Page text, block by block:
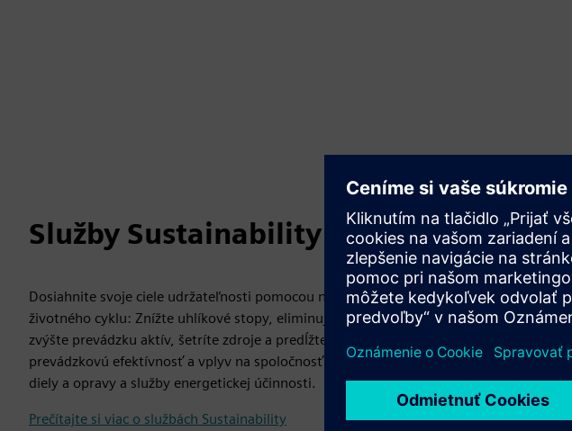
Služby Sustainability
Dosiahnite svoje ciele udržateľnosti pomocou našich služieb optimalizácie a predĺženia
životného cyklu: Znížte uhlíkové stopy, eliminujte plytvanie energiou a znížte náklady;
zvýšte prevádzku aktív, šetríte zdroje a predĺžte životnosť produktu; zlepšite
prevádzkovú efektívnosť a vplyv na spoločnosť. Medzi služby patria kruhové náhradné
diely a opravy a služby energetickej účinnosti.
Prečítajte si viac o službách Sustainability